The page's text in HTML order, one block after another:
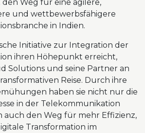
Weg für eine agilere,
und wettbewerbsfähigere
in Indien.
Initiative zur Integration der
ihren Höhepunkt erreicht,
Solutions und seine Partner an
Reise. Durch ihre
haben sie nicht nur die
in der Telekommunikation
auch den Weg für mehr Effizienz,
Transformation im